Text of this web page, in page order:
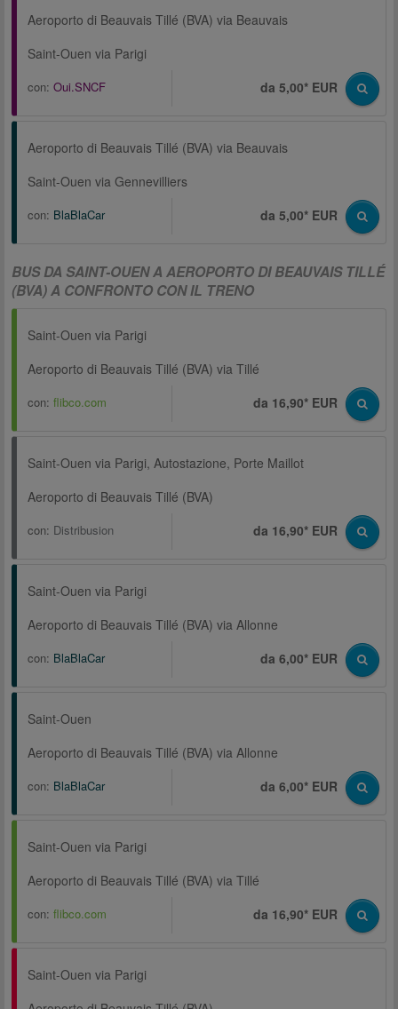
Aeroporto di Beauvais Tillé (BVA) via Beauvais
Saint-Ouen via Parigi
con: Oui.SNCF da 5,00* EUR
Aeroporto di Beauvais Tillé (BVA) via Beauvais
Saint-Ouen via Gennevilliers
con: BlaBlaCar da 5,00* EUR
BUS DA SAINT-OUEN A AEROPORTO DI BEAUVAIS TILLÉ
(BVA) A CONFRONTO CON IL TRENO
Saint-Ouen via Parigi
Aeroporto di Beauvais Tillé (BVA) via Tillé
con: flibco.com da 16,90* EUR
Saint-Ouen via Parigi, Autostazione, Porte Maillot
Aeroporto di Beauvais Tillé (BVA)
con: Distribusion da 16,90* EUR
Saint-Ouen via Parigi
Aeroporto di Beauvais Tillé (BVA) via Allonne
con: BlaBlaCar da 6,00* EUR
Saint-Ouen
Aeroporto di Beauvais Tillé (BVA) via Allonne
con: BlaBlaCar da 6,00* EUR
Saint-Ouen via Parigi
Aeroporto di Beauvais Tillé (BVA) via Tillé
con: flibco.com da 16,90* EUR
Saint-Ouen via Parigi